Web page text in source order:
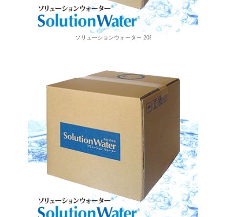
ソリューションウォーター 20ℓ